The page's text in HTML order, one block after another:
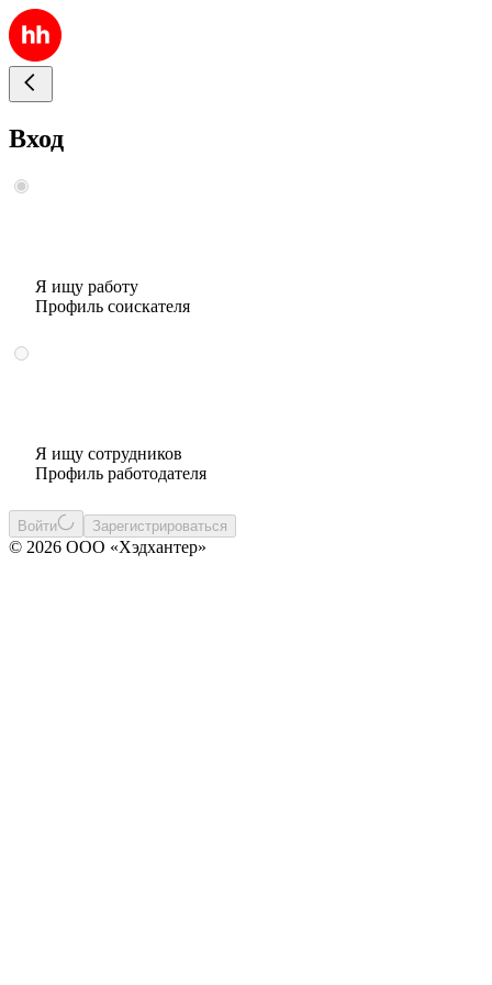
Вход
Я ищу работу
Профиль соискателя
Я ищу сотрудников
Профиль работодателя
Войти Зарегистрироваться
© 2026 ООО «Хэдхантер»